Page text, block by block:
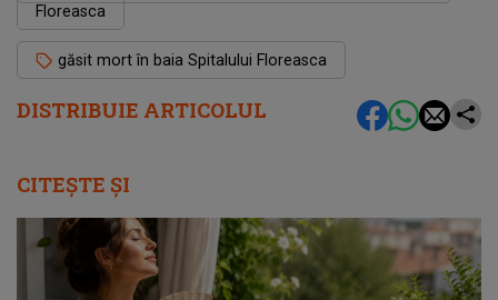
DISTRIBUIE ARTICOLUL
Floreasca
găsit mort în baia Spitalului Floreasca
CITEȘTE ȘI